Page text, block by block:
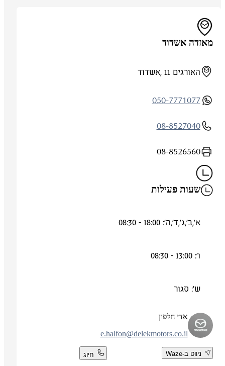
מאזדה אשדוד
האורגים 11 ,אשדוד
050-7771077
08-8527040
08-8526560
שעות פעילות
א',ב',ג',ד',ה': 18:00 - 08:30
ש': סגור
אדי חלפון
e.halfon@delekmotors.co.il
ניווט ב-Waze חיוג